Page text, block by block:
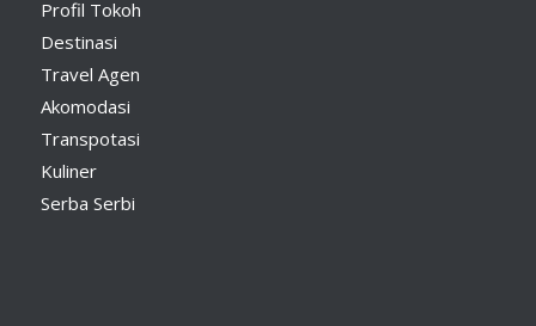
Profil Tokoh
Destinasi
Travel Agen
Akomodasi
Transpotasi
Kuliner
Serba Serbi